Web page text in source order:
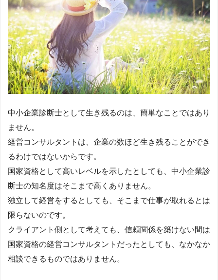
中小企業診断士として生き残るのは、簡単なことではあり
ません。
経営コンサルタントは、企業の数ほど生き残ることができ
るわけではないからです。
国家資格として高いレベルを示したとしても、中小企業診
断士の知名度はそこまで高くありません。
独立して経営をするとしても、そこまで仕事が取れるとは
限らないのです。
クライアント側として考えても、信頼関係を築けない間は
国家資格の経営コンサルタントだったとしても、なかなか
相談できるものではありません。